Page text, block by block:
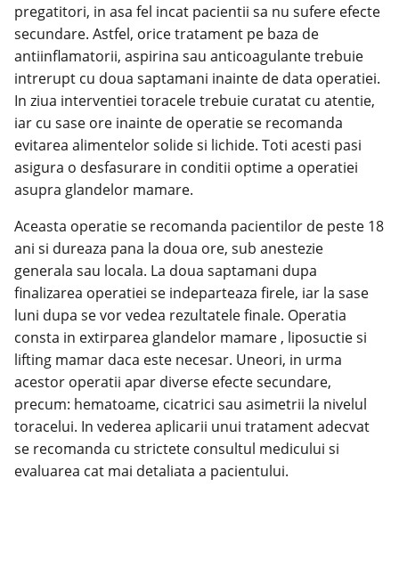
pregatitori, in asa fel incat pacientii sa nu sufere efecte
secundare. Astfel, orice tratament pe baza de
antiinflamatorii, aspirina sau anticoagulante trebuie
intrerupt cu doua saptamani inainte de data operatiei.
In ziua interventiei toracele trebuie curatat cu atentie,
iar cu sase ore inainte de operatie se recomanda
evitarea alimentelor solide si lichide. Toti acesti pasi
asigura o desfasurare in conditii optime a operatiei
asupra glandelor mamare.
Aceasta operatie se recomanda pacientilor de peste 18
ani si dureaza pana la doua ore, sub anestezie
generala sau locala. La doua saptamani dupa
finalizarea operatiei se indeparteaza firele, iar la sase
luni dupa se vor vedea rezultatele finale. Operatia
consta in extirparea glandelor mamare , liposuctie si
lifting mamar daca este necesar. Uneori, in urma
acestor operatii apar diverse efecte secundare,
precum: hematoame, cicatrici sau asimetrii la nivelul
toracelui. In vederea aplicarii unui tratament adecvat
se recomanda cu strictete consultul medicului si
evaluarea cat mai detaliata a pacientului.